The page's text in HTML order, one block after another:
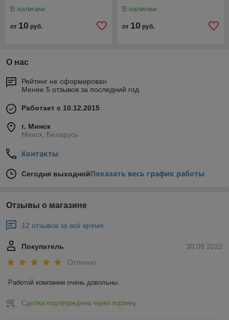
В наличии
от 10 руб.
В наличии
от 10 руб.
О нас
Рейтинг не сформирован
Менее 5 отзывов за последний год
Работает с 10.12.2015
г. Минск
Минск, Беларусь
Контакты
Сегодня выходнойПоказать весь график работы
Отзывы о магазине
12 отзывов за всё время
30.09.2022
Покупатель
Отлично
Работой компании очень довольны.
Сделка подтверждена через корзину